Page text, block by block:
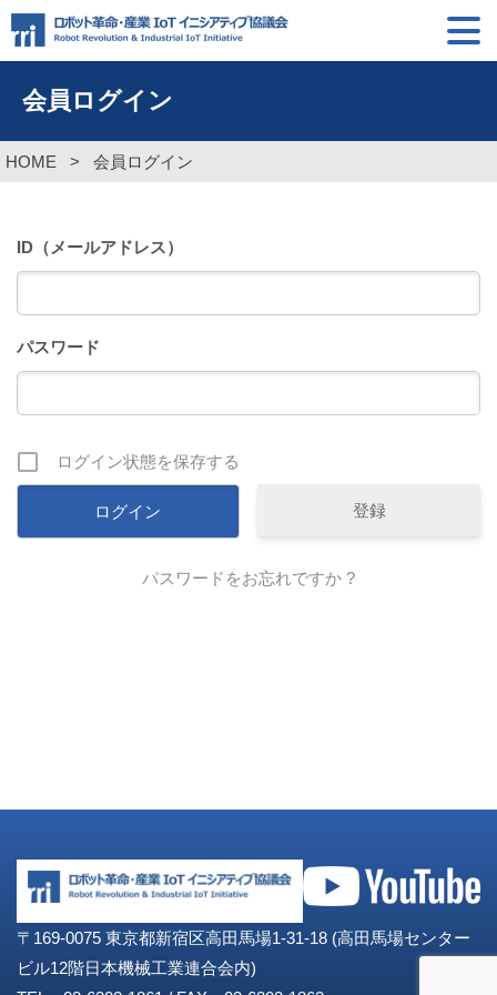
会員ログイン
HOME > 会員ログイン
ID（メールアドレス）
パスワード
ログイン状態を保存する
登録
パスワードをお忘れですか ?
〒169-0075 東京都新宿区高田馬場1-31-18 (高田馬場センター
ビル12階日本機械工業連合会内)